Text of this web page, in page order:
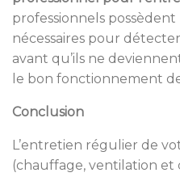
professionnels
nécessaires pour
avant qu’ils ne
le bon fonctionnement
Conclusion
L’entretien régulier de
(chauffage, ventilation et